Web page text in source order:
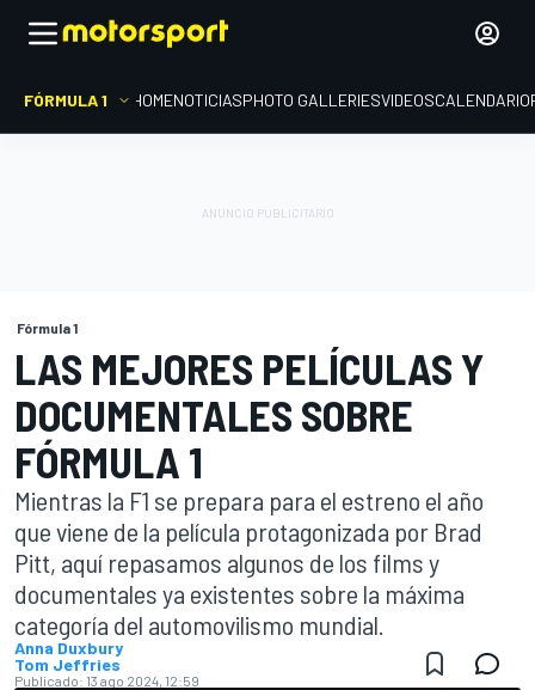
FÓRMULA 1 HOMENOTICIASPHOTO GALLERIESVIDEOSCALENDARIO
Fórmula 1
LAS MEJORES PELÍCULAS Y
DOCUMENTALES SOBRE
FÓRMULA 1
Mientras la F1 se prepara para el estreno el año
que viene de la película protagonizada por Brad
Pitt, aquí repasamos algunos de los films y
documentales ya existentes sobre la máxima
categoría del automovilismo mundial.
Anna Duxbury
Tom Jeffries
Publicado: 13 ago 2024, 12:59